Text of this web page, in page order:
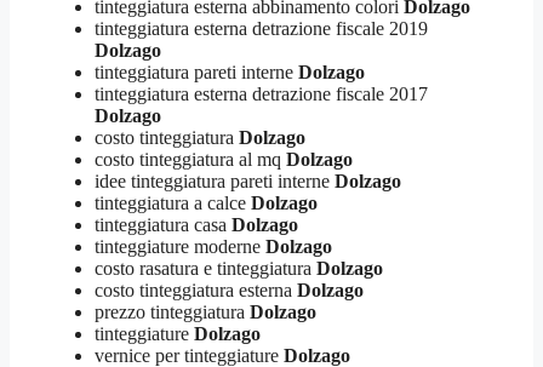
tinteggiatura esterna abbinamento colori Dolzago
tinteggiatura esterna detrazione fiscale 2019
Dolzago
tinteggiatura pareti interne Dolzago
tinteggiatura esterna detrazione fiscale 2017
Dolzago
costo tinteggiatura Dolzago
costo tinteggiatura al mq Dolzago
idee tinteggiatura pareti interne Dolzago
tinteggiatura a calce Dolzago
tinteggiatura casa Dolzago
tinteggiature moderne Dolzago
costo rasatura e tinteggiatura Dolzago
costo tinteggiatura esterna Dolzago
prezzo tinteggiatura Dolzago
tinteggiature Dolzago
vernice per tinteggiature Dolzago